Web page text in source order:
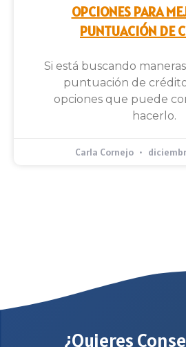
OPCIONES PARA
PUNTUACIÓN DE
Si está buscando
puntuación de
opciones que puede
hacerlo.
Carla Cornejo
¿Quieres